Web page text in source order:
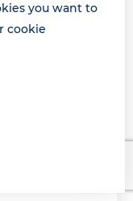
/GATE
FROM
31 maart
afhandeling
you want to
cookie